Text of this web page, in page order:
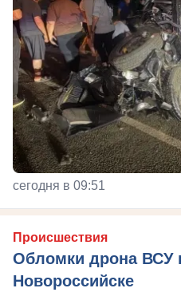
сегодня в 09:51
Происшествия
Обломки дрона ВСУ
Новороссийске